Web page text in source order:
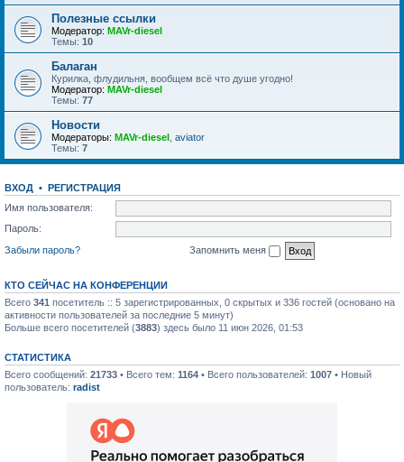
Полезные ссылки
Модератор: MAVr-diesel
Темы: 10
Балаган
Курилка, флудильня, вообщем всё что душе угодно!
Модератор: MAVr-diesel
Темы: 77
Новости
Модераторы: MAVr-diesel aviator
Темы: 7
ВХОД • РЕГИСТРАЦИЯ
Имя пользователя:
Пароль:
Забыли пароль?
Запомнить меня
КТО СЕЙЧАС НА КОНФЕРЕНЦИИ
Всего 341 посетитель :: 5 зарегистрированных, 0 скрытых и 336 гостей (основано на
активности пользователей за последние 5 минут)
Больше всего посетителей (3883) здесь было 11 июн 2026, 01:53
СТАТИСТИКА
Всего сообщений: 21733 • Всего тем: 1164 • Всего пользователей: 1007 • Новый
пользователь: radist